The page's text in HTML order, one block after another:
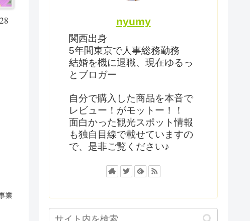
業
nyumy
関西出身
5年間東京で人事総務勤務
結婚を機に退職、現在ゆるっ
とブロガー
自分で購入した商品を本音で
レビュー！がモットー！！
面白かった観光スポット情報
も独自目線で載せていますの
で、是非ご覧ください♪